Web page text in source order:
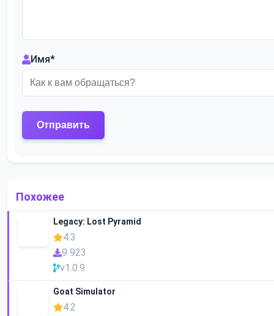
Имя*
Похожее
Legacy: Lost Pyramid
4.3
9 923
v1.0.9
Goat Simulator
4.2